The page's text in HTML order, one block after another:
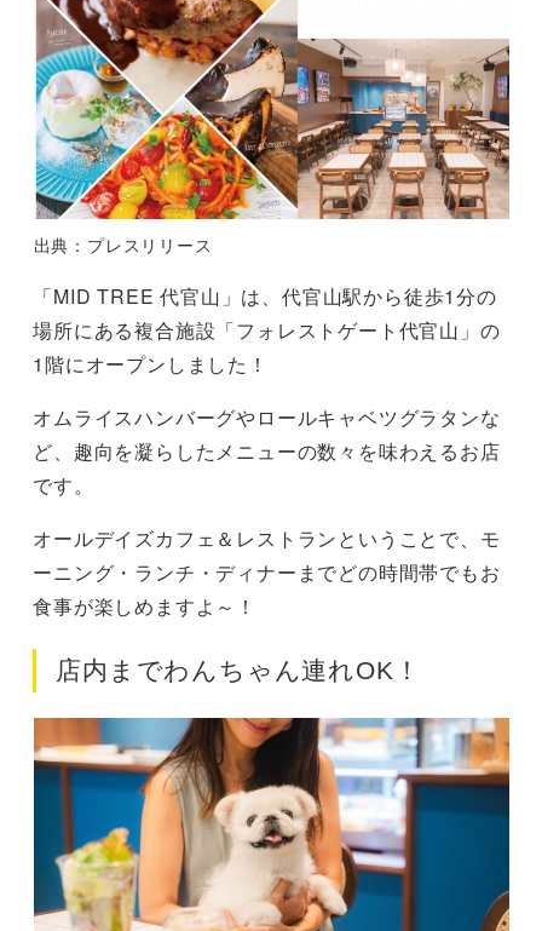
出典：プレスリリース
「MID TREE 代官山」は、代官山駅から徒歩1分の
場所にある複合施設「フォレストゲート代官山」の
1階にオープンしました！
オムライスハンバーグやロールキャベツグラタンな
ど、趣向を凝らしたメニューの数々を味わえるお店
です。
オールデイズカフェ＆レストランということで、モ
ーニング・ランチ・ディナーまでどの時間帯でもお
食事が楽しめますよ～！
店内までわんちゃん連れOK！